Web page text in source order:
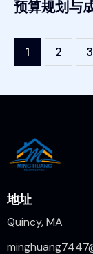
预算规划与
1 2 3
地址
Quincy, MA